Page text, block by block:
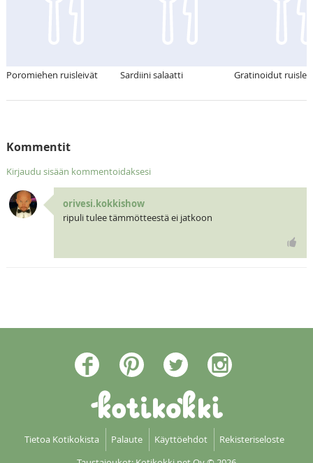
Poromiehen ruisleivät Sardiini salaatti Gratinoidut
Kommentit
Kirjaudu sisään kommentoidaksesi
orivesi.kokkishow
ripuli tulee tämmötteestä ei jatkoon
Tietoa Kotikokista Palaute Käyttöehdot
Rekisteriseloste